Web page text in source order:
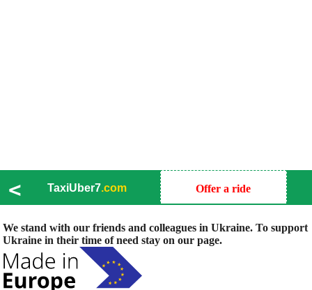
< TaxiUber7.com Offer a ride
We stand with our friends and colleagues in Ukraine. To support
Ukraine in their time of need stay on our page.